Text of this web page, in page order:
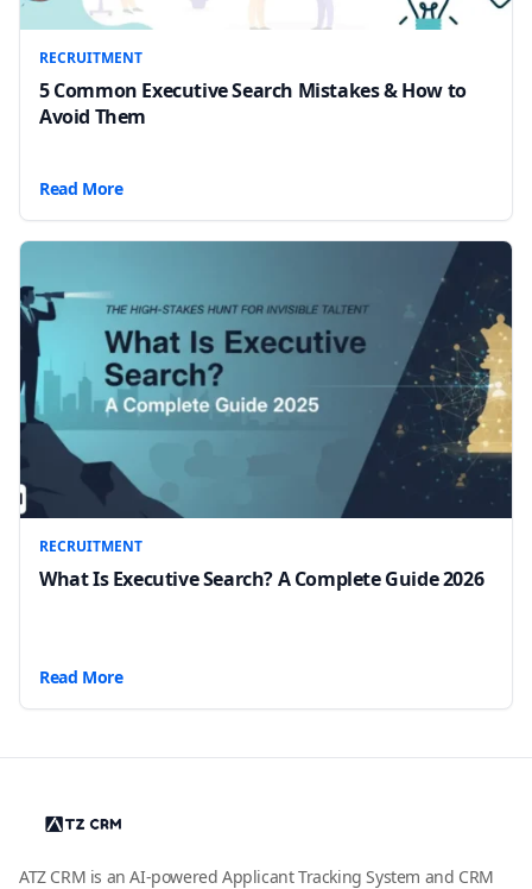
RECRUITMENT
5 Common Executive Search Mistakes & How to
Avoid Them
Read More
RECRUITMENT
What Is Executive Search? A Complete Guide 2026
Read More
ATZ CRM is an AI-powered Applicant Tracking System and CRM